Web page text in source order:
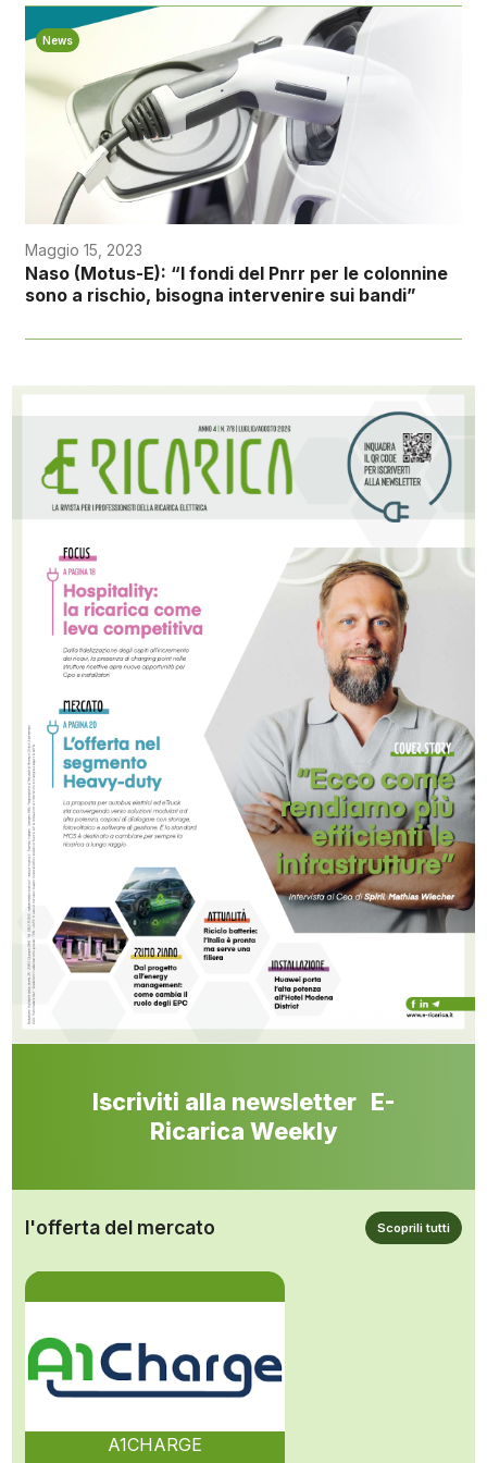
News
Maggio 15, 2023
Naso (Motus-E): “I fondi del Pnrr per le colonnine
sono a rischio, bisogna intervenire sui bandi”
Iscriviti alla newsletter E-
Ricarica Weekly
l'offerta del mercato Scoprili tutti
A1CHARGE